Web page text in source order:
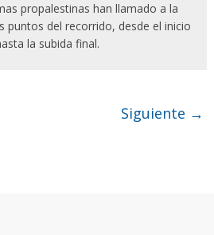
propalestinas han llamado a la
puntos del recorrido, desde el inicio
la subida final.
Siguiente →